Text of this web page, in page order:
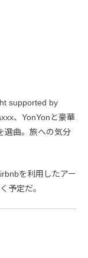
supported by
、YonYonと豪華
選曲。旅への気分
を利用したアー
予定だ。